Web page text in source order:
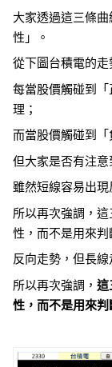
大家透過這三條
性」。
從下圖台積電的走
每當股價觸碰到
理；
而當股價觸碰到「
但大家是否有注意
雖然短線容易出
所以再次強調，
性，而不是用來判
反向走勢，但長線
所以再次強調， 這
性，而不是用來判